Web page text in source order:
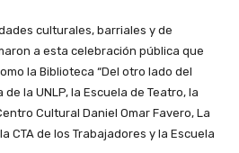
culturales, barriales y de
a esta celebración pública que
la Biblioteca “Del otro lado del
la UNLP, la Escuela de Teatro, la
Cultural Daniel Omar Favero, La
CTA de los Trabajadores y la Escuela